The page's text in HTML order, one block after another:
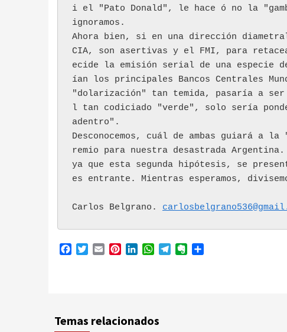
i el "Pato Donald", le hace ó no la
ignoramos.
Ahora bien, si en una dirección
CIA, son asertivas y el FMI, para
ecide la emisión serial de una especie
ían los principales Bancos Centrales
"dolarización" tan temida, pasaría a ser
l tan codiciado "verde", solo sería
adentro".
Desconocemos, cuál de ambas guiará a
remio para nuestra desastrada Argentina.
ya que esta segunda hipótesis, se
es entrante. Mientras esperamos,
Carlos Belgrano.
Facebook
Twitter
Email PinterestLinkedInWhatsApp
TelegramEvernote
Temas relacionados